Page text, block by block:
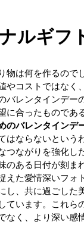
ルギフ
物は何を作るので
やコストではなく
バレンタインデー
に合ったものであ
のバレンタインデ
はならないという
つながりを強化し
のある日付が刻ま
えた愛情深いフォ
し、共に過ごした
ています。これら
なく、より深い感